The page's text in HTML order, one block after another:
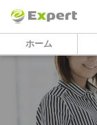
ホーム